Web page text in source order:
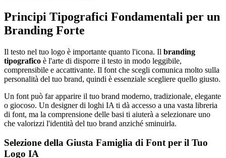
Principi Tipografici Fondamentali per un
Branding Forte
Il testo nel tuo logo è importante quanto l'icona. Il branding
tipografico è l'arte di disporre il testo in modo leggibile,
comprensibile e accattivante. Il font che scegli comunica molto sulla
personalità del tuo brand, quindi è essenziale scegliere quello giusto.
Un font può far apparire il tuo brand moderno, tradizionale, elegante
o giocoso. Un designer di loghi IA ti dà accesso a una vasta libreria
di font, ma la comprensione delle basi ti aiuterà a selezionare uno
che valorizzi l'identità del tuo brand anziché sminuirla.
Selezione della Giusta Famiglia di Font per il Tuo
Logo IA